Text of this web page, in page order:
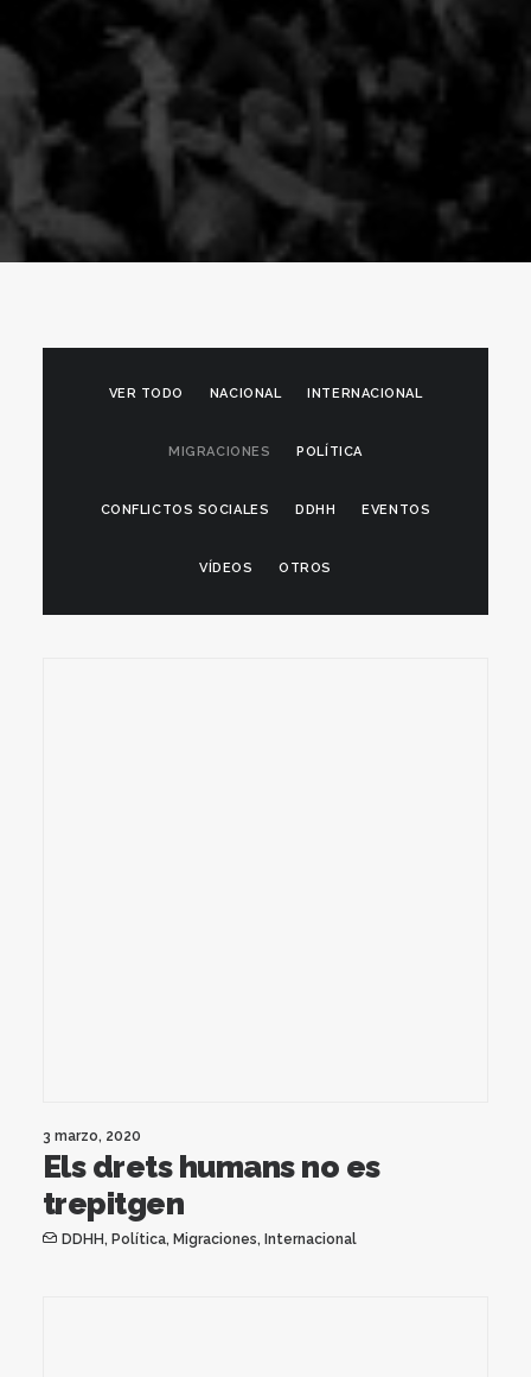
VER TODO NACIONAL INTERNACIONAL
MIGRACIONES POLÍTICA
CONFLICTOS SOCIALES DDHH EVENTOS
VÍDEOS OTROS
3 marzo, 2020
Els drets humans no es
trepitgen
DDHH, Política, Migraciones, Internacional